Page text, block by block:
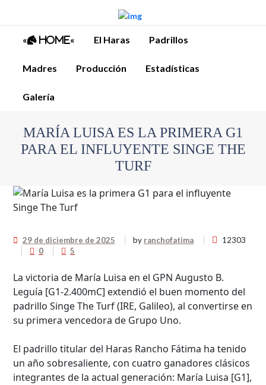
« Home« El Haras Padrillos
Madres Producción Estadísticas
Galería
MARÍA LUISA ES LA PRIMERA G1
PARA EL INFLUYENTE SINGE THE
TURF
29 de diciembre de 2025 by ranchofatima
12303
0
5
La victoria de María Luisa en el GPN Augusto B.
Leguía [G1-2.400mC] extendió el buen momento del
padrillo Singe The Turf (IRE, Galileo), al convertirse en
su primera vencedora de Grupo Uno.
El padrillo titular del Haras Rancho Fátima ha tenido
un año sobresaliente, con cuatro ganadores clásicos
integrantes de la actual generación: María Luisa [G1],